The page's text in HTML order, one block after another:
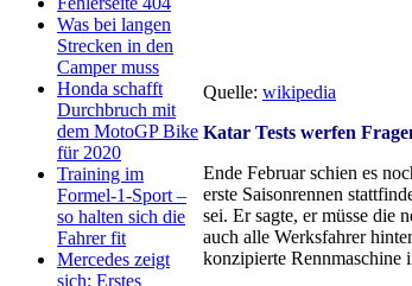
Was bei langen
Strecken in den
Camper muss
Honda schafft
Durchbruch mit
dem MotoGP Bike
für 2020
Training im
Formel-1-Sport –
so halten sich die
Fahrer fit
Mercedes zeigt
sich: Erstes
Quelle: wikipedia
Katar Tests werfen
Ende Februar schien es
erste Saisonrennen
sei. Er sagte, er müsse die
auch alle Werksfahrer
konzipierte Rennmaschine